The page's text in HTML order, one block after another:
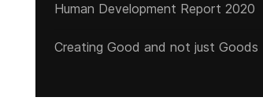
Human Development Report 2020
Creating Good and not just Goods